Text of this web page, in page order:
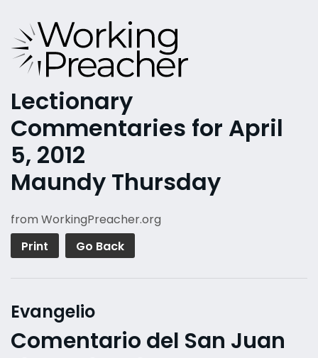
Lectionary
Commentaries for April
5, 2012
Maundy Thursday
from WorkingPreacher.org
Print
Go Back
Evangelio
Comentario del San Juan